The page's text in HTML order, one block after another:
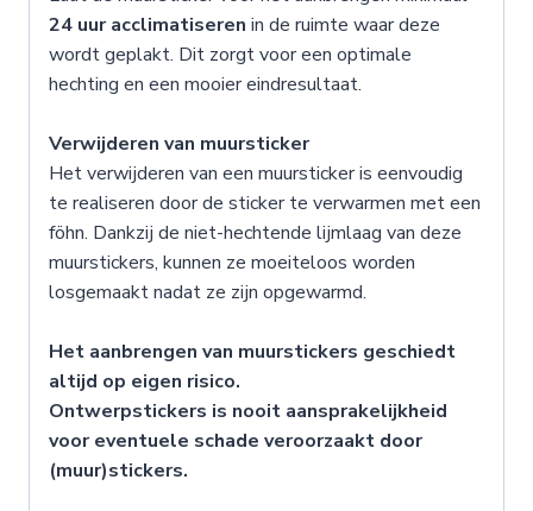
24 uur acclimatiseren in de ruimte waar deze
wordt geplakt. Dit zorgt voor een optimale
hechting en een mooier eindresultaat.
Verwijderen van muursticker
Het verwijderen van een muursticker is eenvoudig
te realiseren door de sticker te verwarmen met een
föhn. Dankzij de niet-hechtende lijmlaag van deze
muurstickers, kunnen ze moeiteloos worden
losgemaakt nadat ze zijn opgewarmd.
Het aanbrengen van muurstickers geschiedt
altijd op eigen risico.
Ontwerpstickers is nooit aansprakelijkheid
voor eventuele schade veroorzaakt door
(muur)stickers.